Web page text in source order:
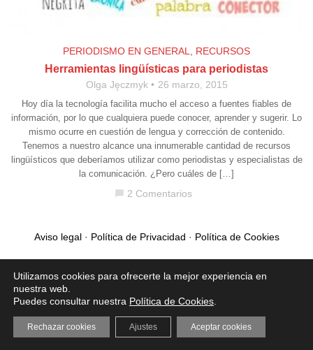
PERIODISMO EN GENERAL RECURSOS
Herramientas lingüísticas para periodistas
Olga Jęczmyk 26 marzo, 2015
Hoy día la tecnología facilita mucho el acceso a fuentes fiables de
información, por lo que cualquiera puede conocer, aprender y sugerir. Lo
mismo ocurre en cuestión de lengua y corrección de contenido.
Tenemos a nuestro alcance una innumerable cantidad de recursos
lingüísticos que deberíamos utilizar como periodistas y especialistas de
la comunicación. ¿Pero cuáles de […]
chat_bubble 2 Comentarios
Aviso legal· Política de Privacidad · Política de Cookies
Utilizamos cookies para ofrecerte la mejor experiencia en
nuestra web.
Puedes consultar nuestra Política de Cookies
Aceptar cookies
Rechazar cookies Ajustes